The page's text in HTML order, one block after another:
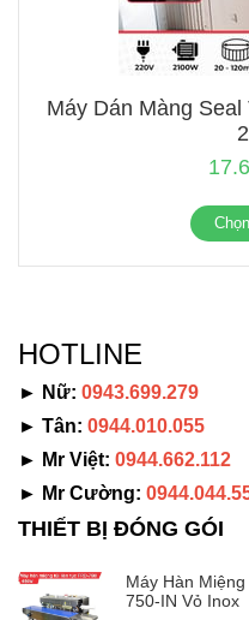
Máy Dán Màng
HOTLINE
► Nữ: 0943.699.279
► Tân: 0944.010.055
► Mr Việt: 0944.662.112
► Mr Cường:
THIẾT BỊ ĐÓNG GÓI
Máy Hàn
750-IN Vỏ Inox